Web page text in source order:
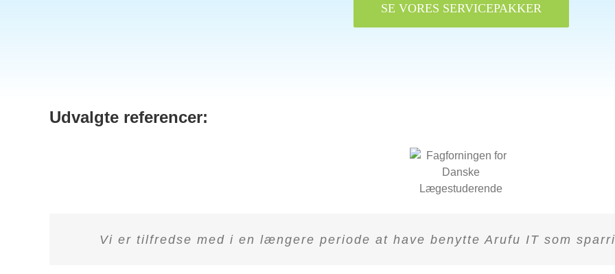
SE VORES SERVICEPAKKER
Udvalgte referencer:
Vi er tilfredse med i en længere periode at have benytte Arufu IT som